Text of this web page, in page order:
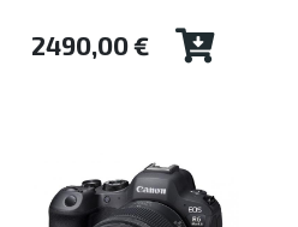
2490,00 €